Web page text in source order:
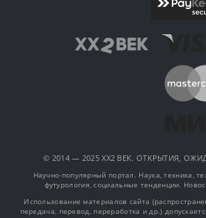
© 2014 — 2025 XX2 ВЕК. ОТКРЫТИЯ,
Научно-популярный портал. Наука, техника,
футурология, социальные тенденции.
Использование материалов сайта
передача, перевод, переработка и др.)